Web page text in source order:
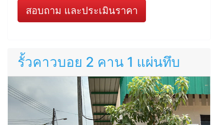
สอบถาม และประเมินราคา
รั้วคาวบอย 2 คาน 1 แผ่นทึบ